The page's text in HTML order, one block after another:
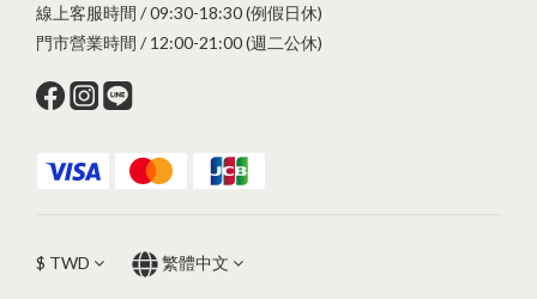
線上客服時間 / 09:30-18:30 (例假日休)
門市營業時間 / 12:00-21:00 (週二公休)
$ TWD 繁體中文